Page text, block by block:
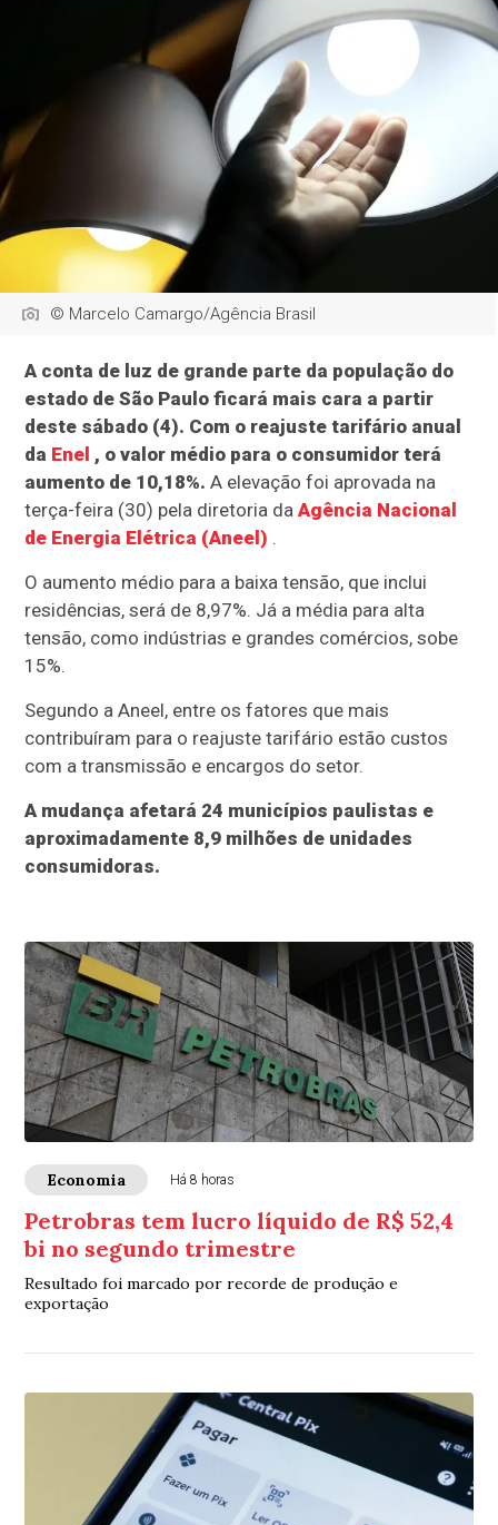
© Marcelo Camargo/Agência Brasil
A conta de luz de grande parte da população do
estado de São Paulo ficará mais cara a partir
deste sábado (4). Com o reajuste tarifário anual
da Enel , o valor médio para o consumidor terá
aumento de 10,18%. A elevação foi aprovada na
terça-feira (30) pela diretoria daAgência Nacional
de Energia Elétrica (Aneel) .
O aumento médio para a baixa tensão, que inclui
residências, será de 8,97%. Já a média para alta
tensão, como indústrias e grandes comércios, sobe
15%.
Segundo a Aneel, entre os fatores que mais
contribuíram para o reajuste tarifário estão custos
com a transmissão e encargos do setor.
A mudança afetará 24 municípios paulistas e
aproximadamente 8,9 milhões de unidades
consumidoras.
Economia Há 8 horas
Petrobras tem lucro líquido de R$ 52,4
bi no segundo trimestre
Resultado foi marcado por recorde de produção e
exportação